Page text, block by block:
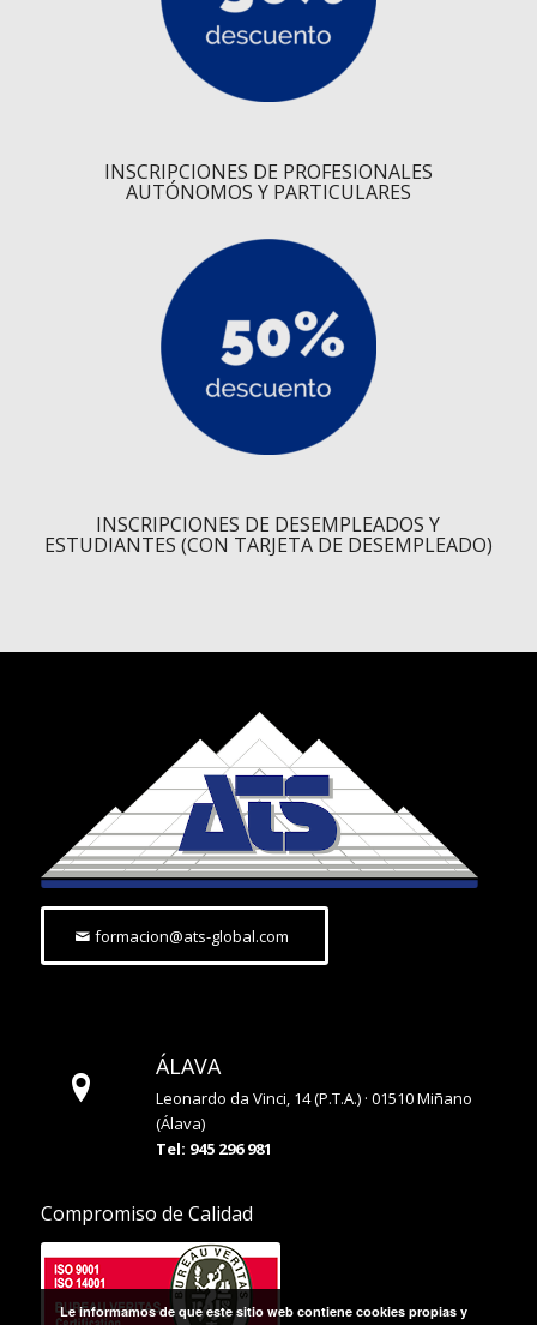
INSCRIPCIONES DE PROFESIONALES
AUTÓNOMOS Y PARTICULARES
INSCRIPCIONES DE DESEMPLEADOS Y
ESTUDIANTES (CON TARJETA DE DESEMPLEADO)
formacion@ats-global.com
ÁLAVA
Leonardo da Vinci, 14 (P.T.A.) · 01510 Miñano
(Álava)
Tel: 945 296 981
Compromiso de Calidad
Le informamos de que este sitio web contiene cookies propias y